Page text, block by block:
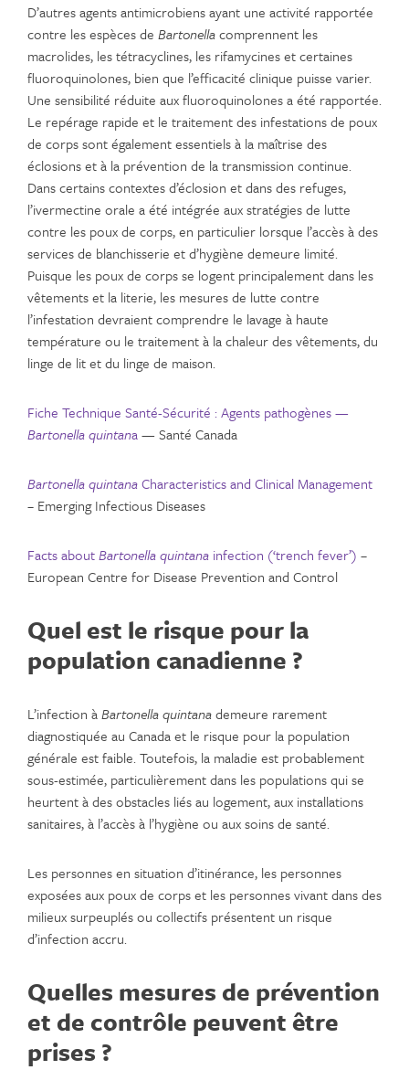
D’autres agents antimicrobiens ayant une activité rapportée
contre les espèces de Bartonellacomprennent les
macrolides, les tétracyclines, les rifamycines et certaines
fluoroquinolones, bien que l’efficacité clinique puisse varier.
Une sensibilité réduite aux fluoroquinolones a été rapportée.
Le repérage rapide et le traitement des infestations de poux
de corps sont également essentiels à la maîtrise des
éclosions et à la prévention de la transmission continue.
Dans certains contextes d’éclosion et dans des refuges,
l’ivermectine orale a été intégrée aux stratégies de lutte
contre les poux de corps, en particulier lorsque l’accès à des
services de blanchisserie et d’hygiène demeure limité.
Puisque les poux de corps se logent principalement dans les
vêtements et la literie, les mesures de lutte contre
l’infestation devraient comprendre le lavage à haute
température ou le traitement à la chaleur des vêtements, du
linge de lit et du linge de maison.
Fiche Technique Santé-Sécurité : Agents pathogènes —
Bartonella quintana— Santé Canada
Bartonella quintanaCharacteristics and Clinical Management
– Emerging Infectious Diseases
Facts aboutBartonella quintana infection (‘trench fever’) –
European Centre for Disease Prevention and Control
Quel est le risque pour la
population canadienne ?
L’infection àBartonella quintanademeure rarement
diagnostiquée au Canada et le risque pour la population
générale est faible. Toutefois, la maladie est probablement
sous-estimée, particulièrement dans les populations qui se
heurtent à des obstacles liés au logement, aux installations
sanitaires, à l’accès à l’hygiène ou aux soins de santé.
Les personnes en situation d’itinérance, les personnes
exposées aux poux de corps et les personnes vivant dans des
milieux surpeuplés ou collectifs présentent un risque
d’infection accru.
Quelles mesures de prévention
et de contrôle peuvent être
prises ?